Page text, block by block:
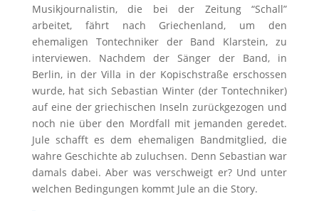
Musikjournalistin, die bei der Zeitung “Schall”
arbeitet, fährt nach Griechenland, um den
ehemaligen Tontechniker der Band Klarstein, zu
interviewen. Nachdem der Sänger der Band, in
Berlin, in der Villa in der Kopischstraße erschossen
wurde, hat sich Sebastian Winter (der Tontechniker)
auf eine der griechischen Inseln zurückgezogen und
noch nie über den Mordfall mit jemanden geredet.
Jule schafft es dem ehemaligen Bandmitglied, die
wahre Geschichte ab zuluchsen. Denn Sebastian war
damals dabei. Aber was verschweigt er? Und unter
welchen Bedingungen kommt Jule an die Story.